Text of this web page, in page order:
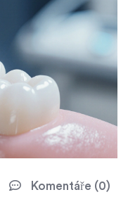
Komentáře (0)